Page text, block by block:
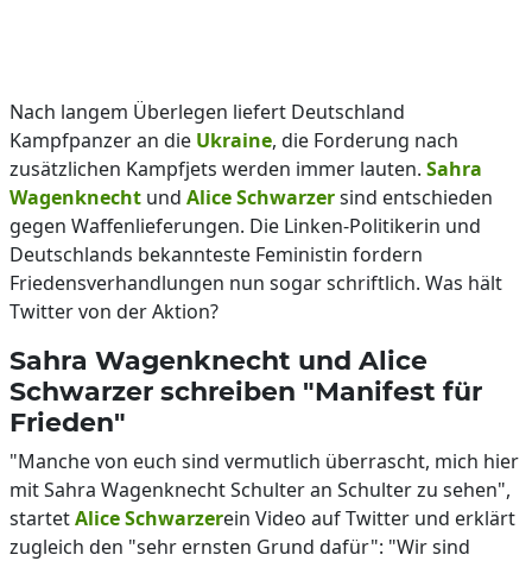
Nach langem Überlegen liefert Deutschland
Kampfpanzer an die Ukraine, die Forderung nach
zusätzlichen Kampfjets werden immer lauten. Sahra
Wagenknecht und Alice Schwarzersind entschieden
gegen Waffenlieferungen. Die Linken-Politikerin und
Deutschlands bekannteste Feministin fordern
Friedensverhandlungen nun sogar schriftlich. Was hält
Twitter von der Aktion?
Sahra Wagenknecht und Alice
Schwarzer schreiben "Manifest für
Frieden"
"Manche von euch sind vermutlich überrascht, mich hier
mit Sahra Wagenknecht Schulter an Schulter zu sehen",
startetAlice Schwarzerein Video auf Twitter und erklärt
zugleich den "sehr ernsten Grund dafür": "Wir sind